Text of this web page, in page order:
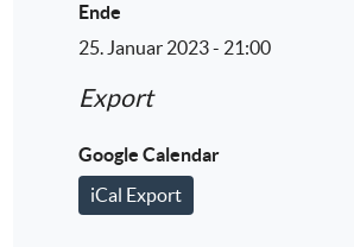
Ende
25. Januar 2023 - 21:00
Export
Google Calendar
iCal Export